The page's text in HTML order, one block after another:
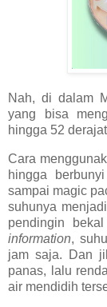
Nah, di dalam
yang bisa
hingga 52
Cara
hingga
sampai magic
suhunya
pendingin
information,
jam saja. Dan
panas, lalu
air mendidih